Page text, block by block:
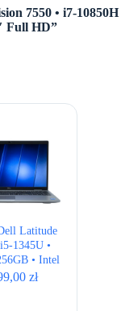
7550 • i7-10850H
Full HD”
Latitude
1345U •
• Intel
Full HD
zł